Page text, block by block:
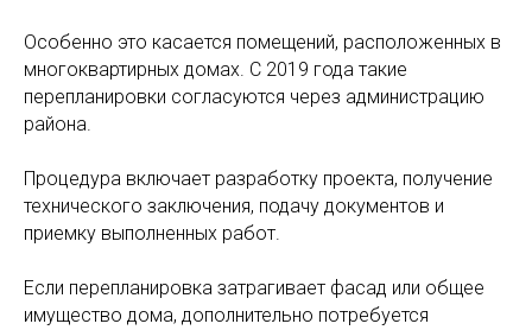
Особенно это касается помещений, расположенных в
многоквартирных домах. С 2019 года такие
перепланировки согласуются через администрацию
района.
Процедура включает разработку проекта, получение
технического заключения, подачу документов и
приемку выполненных работ.
Если перепланировка затрагивает фасад или общее
имущество дома, дополнительно потребуется